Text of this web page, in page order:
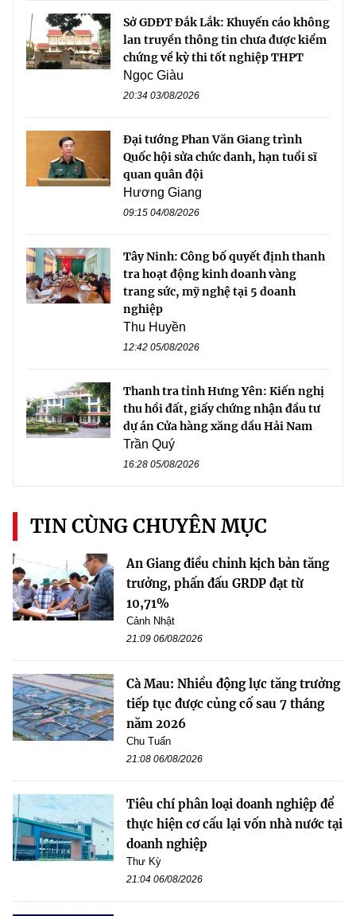
Sở GDĐT Đắk Lắk: Khuyến cáo không
lan truyền thông tin chưa được kiểm
chứng về kỳ thi tốt nghiệp THPT
Ngọc Giàu
20:34 03/08/2026
Đại tướng Phan Văn Giang trình
Quốc hội sửa chức danh, hạn tuổi sĩ
quan quân đội
Hương Giang
09:15 04/08/2026
Tây Ninh: Công bố quyết định thanh
tra hoạt động kinh doanh vàng
trang sức, mỹ nghệ tại 5 doanh
nghiệp
Thu Huyền
12:42 05/08/2026
Thanh tra tỉnh Hưng Yên: Kiến nghị
thu hồi đất, giấy chứng nhận đầu tư
dự án Cửa hàng xăng dầu Hải Nam
Trần Quý
16:28 05/08/2026
TIN CÙNG CHUYÊN MỤC
An Giang điều chỉnh kịch bản tăng
trưởng, phấn đấu GRDP đạt từ
10,71%
Cảnh Nhật
21:09 06/08/2026
Cà Mau: Nhiều động lực tăng trưởng
tiếp tục được củng cố sau 7 tháng
năm 2026
Chu Tuấn
21:08 06/08/2026
Tiêu chí phân loại doanh nghiệp để
thực hiện cơ cấu lại vốn nhà nước tại
doanh nghiệp
Thư Kỳ
21:04 06/08/2026